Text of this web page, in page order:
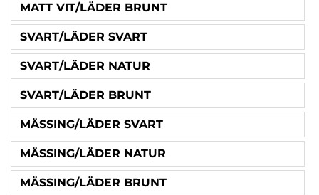
MATT VIT/LÄDER BRUNT
SVART/LÄDER SVART
SVART/LÄDER NATUR
SVART/LÄDER BRUNT
MÄSSING/LÄDER SVART
MÄSSING/LÄDER NATUR
MÄSSING/LÄDER BRUNT